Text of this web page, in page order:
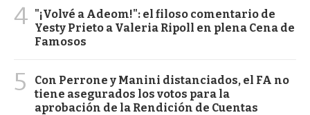
4 "¡Volvé a Adeom!": el filoso comentario de
Yesty Prieto a Valeria Ripoll en plena Cena de
Famosos
5
Con Perrone y Manini distanciados, el FA no
tiene asegurados los votos para la
aprobación de la Rendición de Cuentas